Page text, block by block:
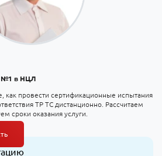
№1 в НЦЛ
как провести сертификационные испытания
ТР ТС дистанционно. Рассчитаем
сроки оказания услуги.